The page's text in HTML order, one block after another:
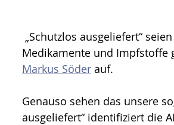
Medikamente und Impfstoffe
Markus Söder auf.
Genauso sehen das unsere
ausgeliefert“ identifiziert die